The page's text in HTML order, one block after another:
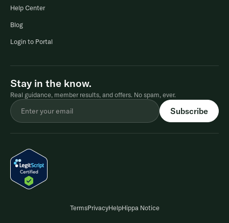
Help Center
Blog
Login to Portal
Stay in the know.
Real guidance, member results, and offers. No spam, ever.
TermsPrivacyHelpHippa Notice